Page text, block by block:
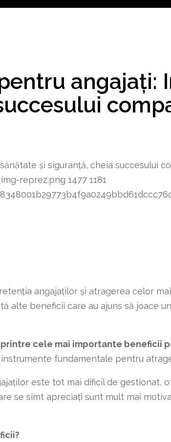
angajați:
și siguranță, cheia succesului
reprez.png 1477 1181
angajaților și atragerea celor
alte beneficii care au ajuns să joace
cele mai importante beneficii
fundamentale pentru
este tot mai dificil de gestionat,
se simt apreciați sunt mult mai